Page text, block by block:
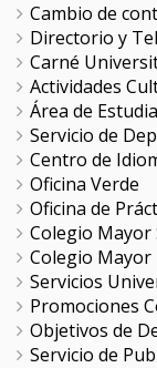
Cambio de
Directorio y
Carné
Actividades
Área de
Servicio de
Centro de
Oficina Verde
Oficina de
Colegio Mayor
Colegio Mayor
Servicios
Promociones
Objetivos de
Servicio de